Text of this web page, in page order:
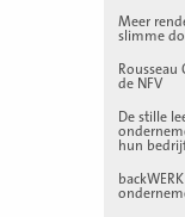
Meer
slimme
Rousseau
de NFV
De stille
hun